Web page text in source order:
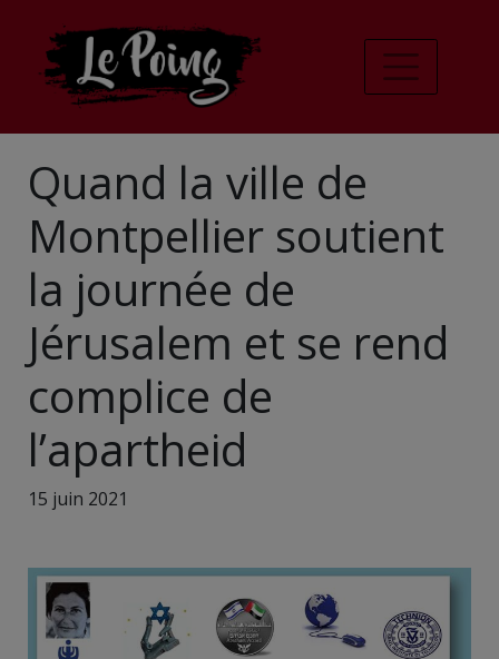
Quand la ville de
Montpellier soutient
la journée de
Jérusalem et se rend
complice de
l’apartheid
15 juin 2021